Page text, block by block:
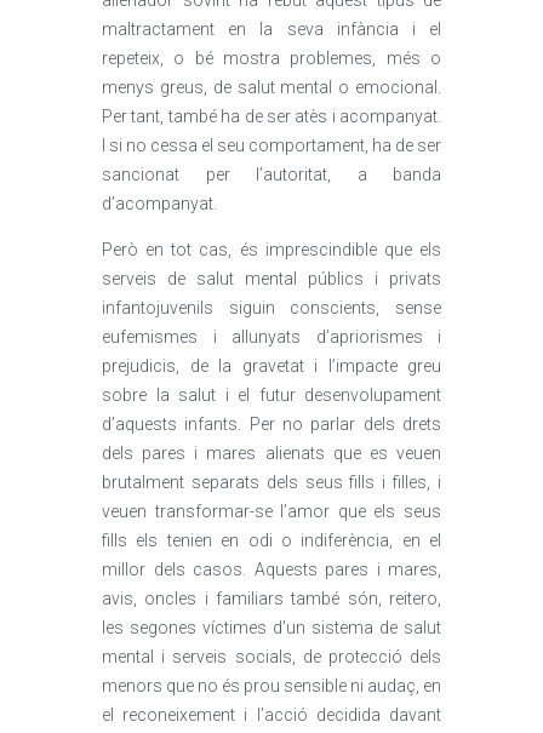
maltractament en la seva infància i el
repeteix, o bé mostra problemes, més o
menys greus, de salut mental o emocional.
Per tant, també ha de ser atès i acompanyat.
I si no cessa el seu comportament, ha de ser
sancionat per l’autoritat, a banda
d’acompanyat.
Però en tot cas, és imprescindible que els
serveis de salut mental públics i privats
infantojuvenils siguin conscients, sense
eufemismes i allunyats d’apriorismes i
prejudicis, de la gravetat i l’impacte greu
sobre la salut i el futur desenvolupament
d’aquests infants. Per no parlar dels drets
dels pares i mares alienats que es veuen
brutalment separats dels seus fills i filles, i
veuen transformar-se l’amor que els seus
fills els tenien en odi o indiferència, en el
millor dels casos. Aquests pares i mares,
avis, oncles i familiars també són, reitero,
les segones víctimes d’un sistema de salut
mental i serveis socials, de protecció dels
menors que no és prou sensible ni audaç, en
el reconeixement i l’acció decidida davant